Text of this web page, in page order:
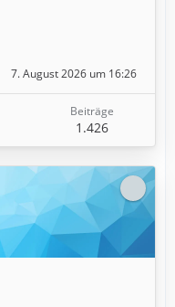
7. August 2026 um 16:26
Beiträge
1.426